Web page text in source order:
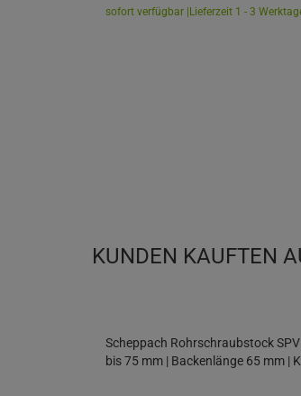
sofort verfügbar | Lieferzeit 1 - 3
KUNDEN KAUFTEN
Scheppach Rohrschraubstock
bis 75 mm | Backenlänge 65 mm |